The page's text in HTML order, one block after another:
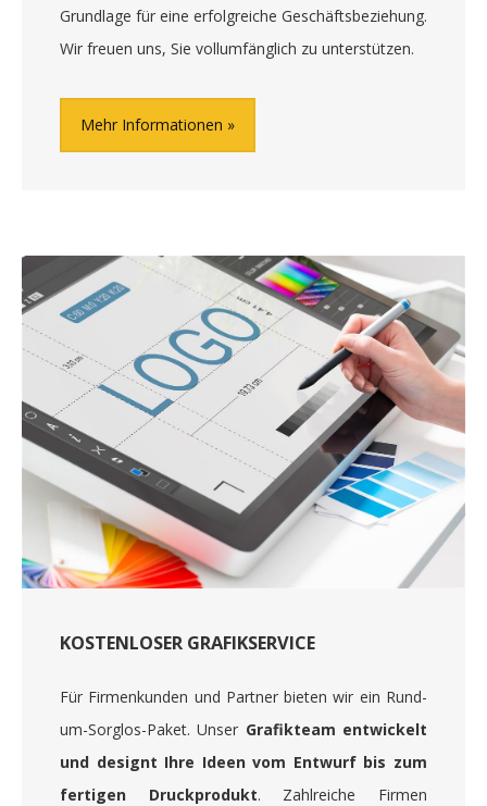
Grundlage für eine erfolgreiche Geschäftsbeziehung.
Wir freuen uns, Sie vollumfänglich zu unterstützen.
Mehr Informationen
KOSTENLOSER GRAFIKSERVICE
Für Firmenkunden und Partner bieten wir ein Rund-
um-Sorglos-Paket. Unser Grafikteam entwickelt
und designt Ihre Ideen vom Entwurf bis zum
fertigen Druckprodukt. Zahlreiche Firmen